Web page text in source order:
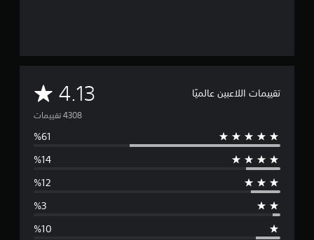
تقييمات اللاعبين عالميًا 4.13م
ت
و
س